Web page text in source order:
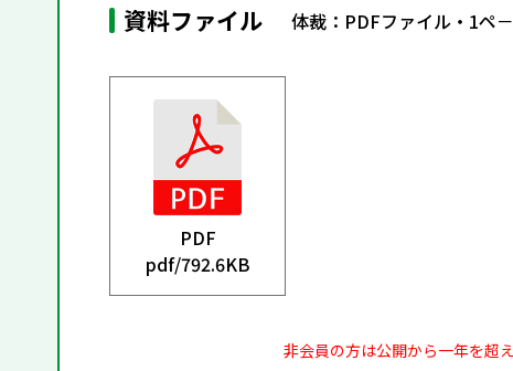
資料ファイル 体裁：PDFファイル・1ペ
PDF
pdf/792.6KB
非会員の方は公開から一年を超